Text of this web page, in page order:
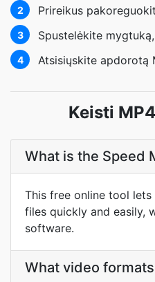
2 Prireikus
3 Spustelėkite
4 Atsisiųskite apdorotą
Keisti
What is the Speed
This free online tool
files quickly and easily,
software.
What video